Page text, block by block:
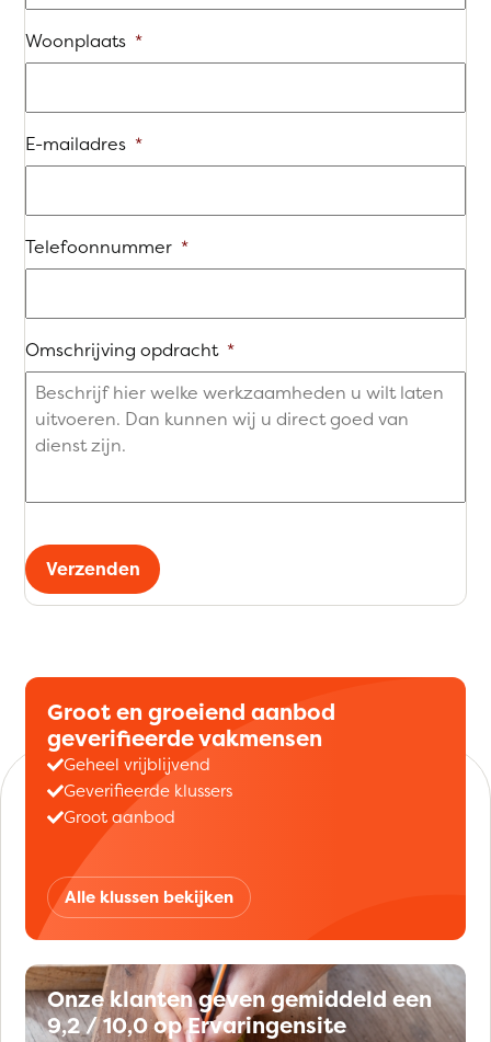
Woonplaats *
E-mailadres *
Telefoonnummer *
Omschrijving opdracht *
Verzenden
Groot en groeiend aanbod
geverifieerde vakmensen
Geheel vrijblijvend
Geverifieerde klussers
Groot aanbod
Alle klussen bekijken
Onze klanten geven gemiddeld een
9,2 / 10,0 op Ervaringensite